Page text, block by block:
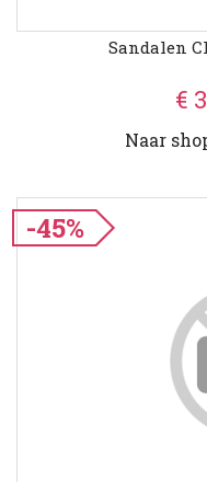
Sandalen
€
Naar
-45%